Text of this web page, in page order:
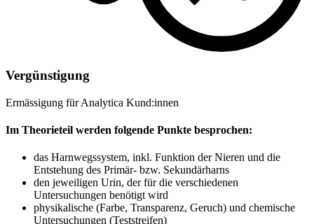
Vergünstigung
Ermässigung für Analytica Kund:innen
Im Theorieteil werden folgende Punkte besprochen:
das Harnwegssystem, inkl. Funktion der Nieren und die
Entstehung des Primär- bzw. Sekundärharns
den jeweiligen Urin, der für die verschiedenen
Untersuchungen benötigt wird
physikalische (Farbe, Transparenz, Geruch) und chemische
Unter­suchungen (Teststreifen)